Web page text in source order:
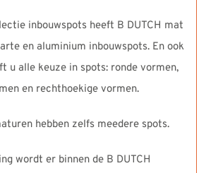
inbouwspots heeft B DUTCH mat
en aluminium inbouwspots. En ook
u alle keuze in spots: ronde vormen,
en rechthoekige vormen.
hebben zelfs meedere spots.
wordt er binnen de B DUTCH